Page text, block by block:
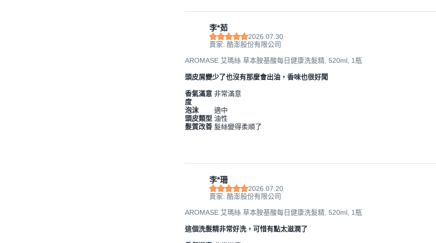
李*茹
2026.07.30
賣家: 酷澎股份有限公司
AROMASE 艾瑪絲 草本胺基酸每日健康洗髮精, 520ml, 1瓶
頭皮屑變少了也沒有那麼會出油，香味也很好聞
香氣滿意
度
非常滿意
泡沫
適中
頭皮類型 油性
髮質改善 髮絲變得柔順了
李*珊
2026.07.20
賣家: 酷澎股份有限公司
AROMASE 艾瑪絲 草本胺基酸每日健康洗髮精, 520ml, 1瓶
這個洗髮精非常好洗，可惜有點太滋潤了